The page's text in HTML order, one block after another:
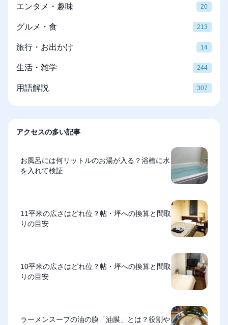
エンタメ・趣味 20
グルメ・食 213
旅行・お出かけ 14
生活・雑学 244
用語解説 307
アクセスの多い記事
お風呂には何リットルのお湯が入る？浴槽に水
を入れて検証
11平米の広さはどれ位？帖・坪への換算と間取
りの目安
10平米の広さはどれ位？帖・坪への換算と間取
りの目安
ラーメンスープの油の膜「油膜」とは？役割や